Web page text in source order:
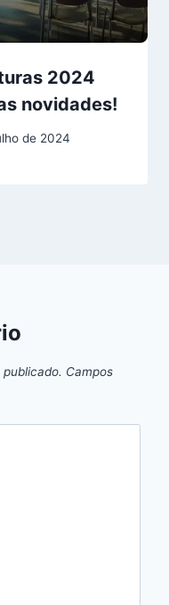
2024
novidades!
de 2024
Campos